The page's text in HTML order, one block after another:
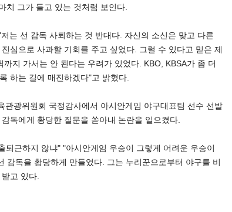
치 그가 들고 있는 것처럼 보인다.
는 선 감독 사퇴하는 것 반대다. 자신의 소신은 맞고 다른
심으로 사과할 기회를 주고 싶었다. 그럴 수 있다고 믿은 제
지 가서는 안 된다는 우려가 있었다. KBO, KBSA가 좀 더
하는 길에 매진하겠다"고 밝혔다.
관광위원회 국정감사에서 아시안게임 야구대표팀 선수 선발
독에게 황당한 질문을 쏟아내 논란을 일으켰다.
퇴근하지 않냐" "아시안게임 우승이 그렇게 어려운 우승이
감독을 황당하게 만들었다. 그는 누리꾼으로부터 야구를 비
고 있다.